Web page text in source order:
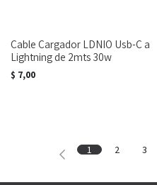
Cable Cargador LDNIO Usb-C a
Lightning de 2mts 30w
$ 7,00
1 2 3